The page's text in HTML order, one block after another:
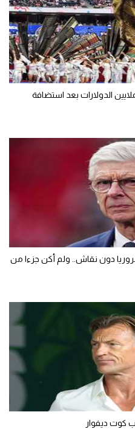
الدولارات بعد استضافة
دون نقاش.. ولم أكن جزءا من
كوت ديفوار